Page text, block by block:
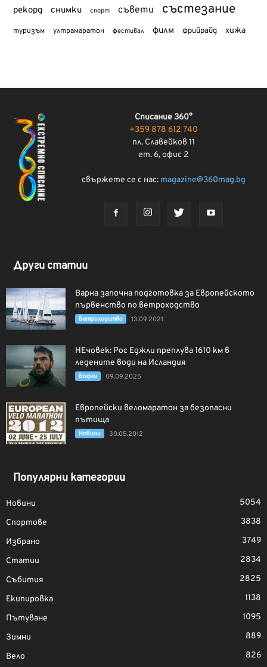
рекорд снимки спорт съвети състезание
туризъм ултрамаратон фестивал филм фрийрайд хижа
Списание 360°
+359 878 612 740
пл. Славейков 11
ет. 6, офис 2
свържете се с нас: magazine@360mag.bg
Други статии
Варна започна подготовка за Европейското
първенство по ветроходство
Ветроходство 13.09.2021
НЕчовек: Рос Еджли преплува 1610 км в
ледените води на Исландия
Водни 09.09.2025
Европейски веломаратон за безопасни
пътища
Новини 30.05.2012
Популярни категории
Новини
5054
Спортове
3838
Избрано
3749
Статии
2834
Събития
2825
Екипировка
1138
Пътуване
1095
Зимни
889
Вело
826